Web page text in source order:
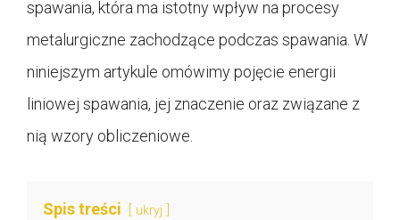
spawania, która ma istotny wpływ na procesy
metalurgiczne zachodzące podczas spawania. W
niniejszym artykule omówimy pojęcie energii
liniowej spawania, jej znaczenie oraz związane z
nią wzory obliczeniowe.
Spis treści ukryj